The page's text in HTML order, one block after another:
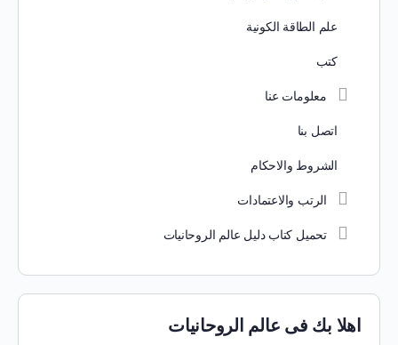
علم الطاقة الكونية
كتب
معلومات عنا
اتصل بنا
الشروط والاحكام
الرتب والاعتمادات
تحميل كتاب دليل عالم الروحانيات
اهلا بك فى عالم الروحانيات